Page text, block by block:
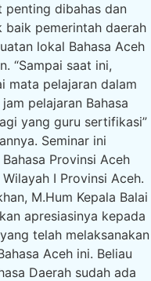
penting dibahas dan
baik pemerintah daerah
lokal Bahasa Aceh
“Sampai saat ini,
mata pelajaran dalam
pelajaran Bahasa
yang guru sertifikasi”
Seminar ini
Provinsi Aceh
I Provinsi Aceh.
M.Hum Kepala Balai
apresiasinya kepada
telah melaksanakan
Aceh ini. Beliau
Daerah sudah ada